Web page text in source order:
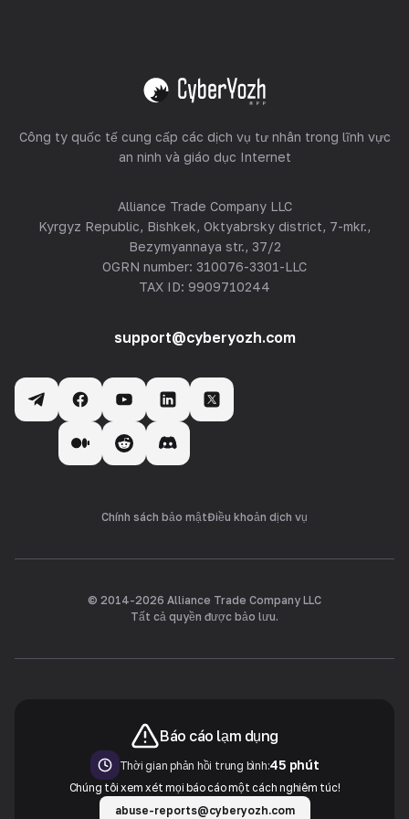
Xem tất cả
Công ty quốc tế cung cấp các dịch vụ tư nhân trong lĩnh vực
an ninh và giáo dục Internet
Alliance Trade Company LLC
Kyrgyz Republic, Bishkek, Oktyabrsky district, 7-mkr.,
Bezymyannaya str., 37/2
OGRN number: 310076-3301-LLC
TAX ID: 9909710244
support@cyberyozh.com
Chính sách bảo mậtĐiều khoản dịch vụ
© 2014-2026 Alliance Trade Company LLC
Tất cả quyền được bảo lưu.
Báo cáo lạm dụng
Thời gian phản hồi trung bình:45 phút
Chúng tôi xem xét mọi báo cáo một cách nghiêm túc!
abuse-reports@cyberyozh.com